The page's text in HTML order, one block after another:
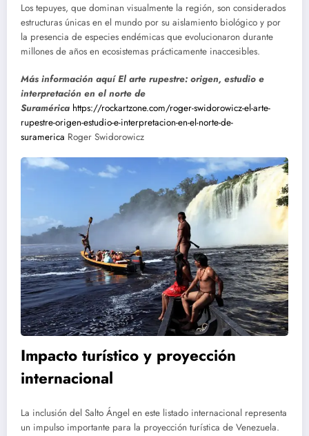
Los tepuyes, que dominan visualmente la región, son considerados
estructuras únicas en el mundo por su aislamiento biológico y por
la presencia de especies endémicas que evolucionaron durante
millones de años en ecosistemas prácticamente inaccesibles.
Más información aquí El arte rupestre: origen, estudio e
interpretación en el norte de
Suramérica https://rockartzone.com/roger-swidorowicz-el-arte-
rupestre-origen-estudio-e-interpretacion-en-el-norte-de-
suramerica Roger Swidorowicz
Impacto turístico y proyección
internacional
La inclusión del Salto Ángel en este listado internacional representa
un impulso importante para la proyección turística de Venezuela.